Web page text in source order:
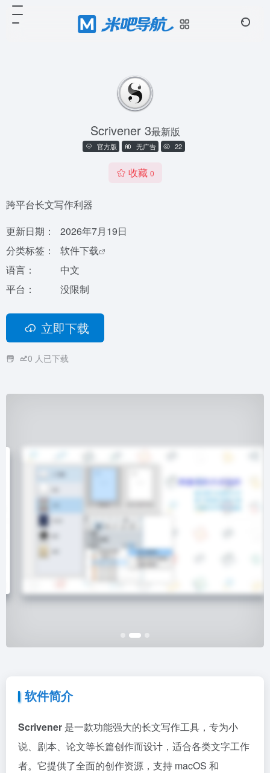
Scrivener 3最新版
官方版 无广告 22
收藏 0
跨平台长文写作利器
更新日期：
2026年7月19日
分类标签：
软件下载
语言：
中文
平台：
没限制
立即下载
0 人已下载
软件简介
Scrivener 是一款功能强大的长文写作工具，专为小
说、剧本、论文等长篇创作而设计，适合各类文字工作
者。它提供了全面的创作资源，支持 macOS 和